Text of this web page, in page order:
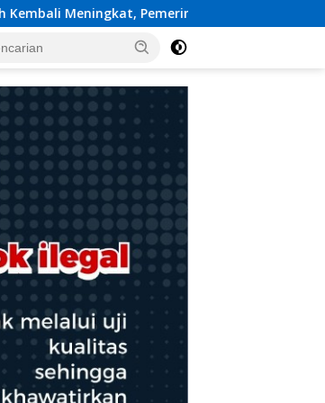
Diminta Audit Efektivitas Program Pertanian